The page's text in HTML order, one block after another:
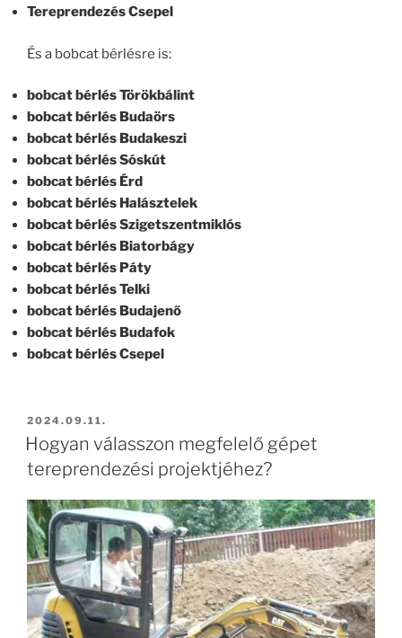
Tereprendezés Csepel
És a bobcat bérlésre is:
bobcat bérlés Törökbálint
bobcat bérlés Budaörs
bobcat bérlés Budakeszi
bobcat bérlés Sóskút
bobcat bérlés Érd
bobcat bérlés Halásztelek
bobcat bérlés Szigetszentmiklós
bobcat bérlés Biatorbágy
bobcat bérlés Páty
bobcat bérlés Telki
bobcat bérlés Budajenő
bobcat bérlés Budafok
bobcat bérlés Csepel
BEKÜLDVE:
2024.09.11.
Hogyan válasszon megfelelő gépet
tereprendezési projektjéhez?